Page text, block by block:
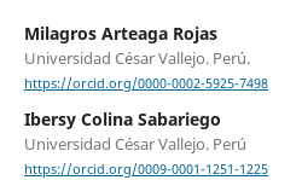
Milagros Arteaga Rojas
Universidad César Vallejo. Perú.
https://orcid.org/0000-0002-5925-7498
Ibersy Colina Sabariego
Universidad César Vallejo. Perú
https://orcid.org/0009-0001-1251-1225